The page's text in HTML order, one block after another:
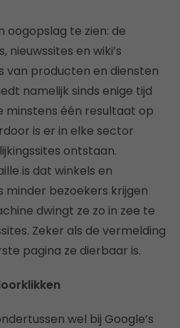
oogopslag te zien: de
nieuwssites en wiki’s
van producten en diensten
namelijk sinds enige tijd
minstens één resultaat op
is er in elke sector
ontstaan.
is dat winkels en
minder bezoekers krijgen
dwingt ze zo in zee te
Zeker als de vermelding
pagina ze dierbaar is.
wel bij Google’s